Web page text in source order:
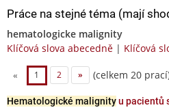
Práce na stejné téma (mají
hematologicke malignity
Klíčová slova abecedně | Klíčová
« 1 2 » (celkem 20
Hematologické malignityu pacientů